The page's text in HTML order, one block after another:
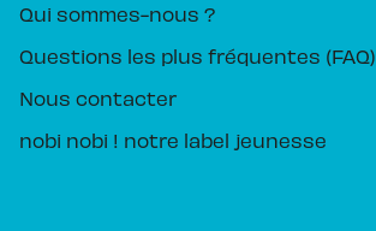
Qui sommes-nous ?
Questions les plus fréquentes (FAQ)
Nous contacter
nobi nobi ! notre label jeunesse